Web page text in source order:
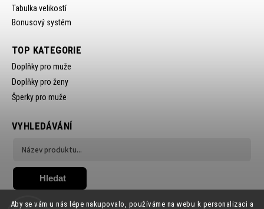
Aby se vám u nás lépe nakupovalo, používáme na webu k personalizaci a
Tabulka velikostí
Bonusový systém
TOP KATEGORIE
Doplňky pro muže
Doplňky pro ženy
Šperky pro muže
VYHLEDÁVÁNÍ
Hledat